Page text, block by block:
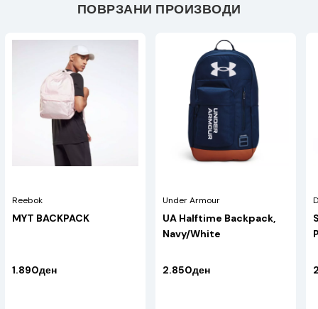
ПОВРЗАНИ ПРОИЗВОДИ
Reebok
MYT BACKPACK
1.890ден
Under Armour
UA Halftime Backpack,
Navy/White
2.850ден